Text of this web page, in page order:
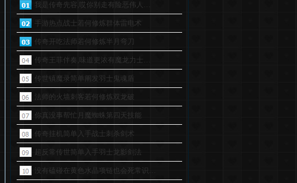
我是传奇先容,哎你别走有险恶伟人…
手游热点战士若何修炼群体雷电术
传奇开吃法师若何修炼半月弯刀
传奇王菲伴奏,味道更浓有魔龙力士…
传世镇魔录简单阐发羽士鬼魂盾
法师的火墙刺客若何修炼双龙破
你真没事帮忙月魔蜘蛛第四天技能
传奇挂机简单入手战士刺杀剑术
超反常传世简单入手羽士龙影剑法
没有磕碰在黄色水晶项链也会死常识…